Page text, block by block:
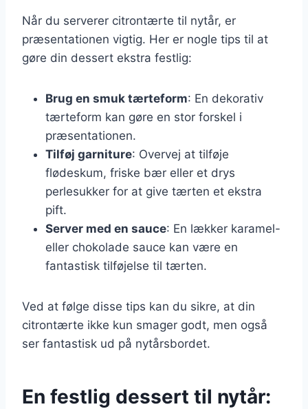
Når du serverer citrontærte til nytår, er
præsentationen vigtig. Her er nogle tips til at
gøre din dessert ekstra festlig:
Brug en smuk tærteform: En dekorativ
tærteform kan gøre en stor forskel i
præsentationen.
Tilføj garniture: Overvej at tilføje
flødeskum, friske bær eller et drys
perlesukker for at give tærten et ekstra
pift.
Server med en sauce: En lækker karamel-
eller chokolade sauce kan være en
fantastisk tilføjelse til tærten.
Ved at følge disse tips kan du sikre, at din
citrontærte ikke kun smager godt, men også
ser fantastisk ud på nytårsbordet.
En festlig dessert til nytår: